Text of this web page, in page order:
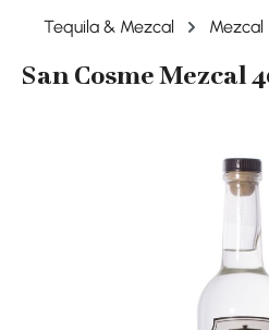
Tequila & Mezcal Mezcal
San Cosme Mezcal